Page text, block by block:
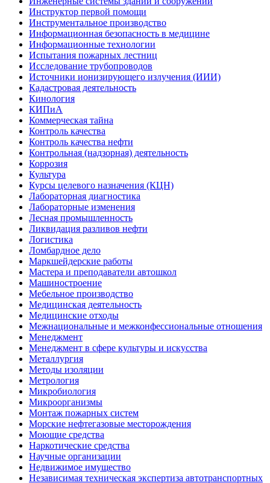
Инструктор первой помощи
Инструментальное производство
Информационная безопасность в медицине
Информационные технологии
Испытания пожарных лестниц
Исследование трубопроводов
Источники ионизирующего излучения (ИИИ)
Кадастровая деятельность
Кинология
КИПиА
Коммерческая тайна
Контроль качества
Контроль качества нефти
Контрольная (надзорная) деятельность
Коррозия
Культура
Курсы целевого назначения (КЦН)
Лабораторная диагностика
Лабораторные изменения
Лесная промышленность
Ликвидация разливов нефти
Логистика
Ломбардное дело
Маркшейдерские работы
Мастера и преподаватели автошкол
Машиностроение
Мебельное производство
Медицинская деятельность
Медицинские отходы
Межнациональные и межконфессиональные отношения
Менеджмент
Менеджмент в сфере культуры и искусства
Металлургия
Методы изоляции
Метрология
Микробиология
Микроорганизмы
Монтаж пожарных систем
Морские нефтегазовые месторождения
Моющие средства
Наркотические средства
Научные организации
Недвижимое имущество
Независимая техническая экспертиза автотранспортных